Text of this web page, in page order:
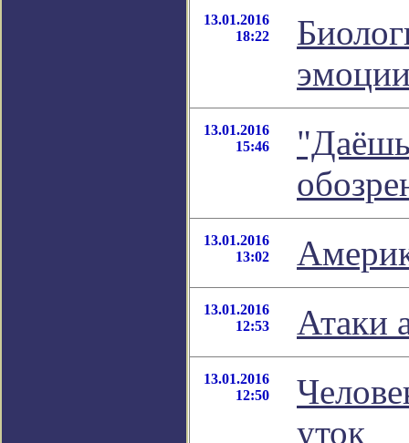
13.01.2016
18:22
13.01.2016
15:46
13.01.2016
13:02
13.01.2016
12:53
Атаки
13.01.2016
12:50
уток